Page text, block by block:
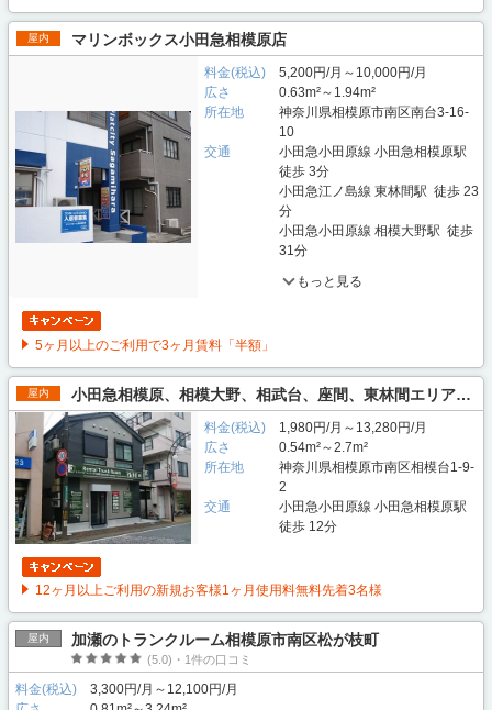
屋内 マリンボックス小田急相模原店
料金(税込)
5,200円/月～10,000円/月
広さ
0.63m²～1.94m²
所在地
神奈川県相模原市南区南台3-16-
10
交通
小田急小田原線 小田急相模原駅
徒歩 3分
小田急江ノ島線 東林間駅 徒歩 23
分
小田急小田原線 相模大野駅 徒歩
31分
もっと見る
5ヶ月以上のご利用で3ヶ月賃料「半額」
屋内 小田急相模原、相模大野、相武台、座間、東林間エリアのトランクルームクローゼット24
料金(税込)
1,980円/月～13,280円/月
広さ
0.54m²～2.7m²
所在地
神奈川県相模原市南区相模台1-9-
2
交通
小田急小田原線 小田急相模原駅
徒歩 12分
12ヶ月以上ご利用の新規お客様1ヶ月使用料無料先着3名様
屋内 加瀬のトランクルーム相模原市南区松が枝町
(5.0)・1件の口コミ
料金(税込)
3,300円/月～12,100円/月